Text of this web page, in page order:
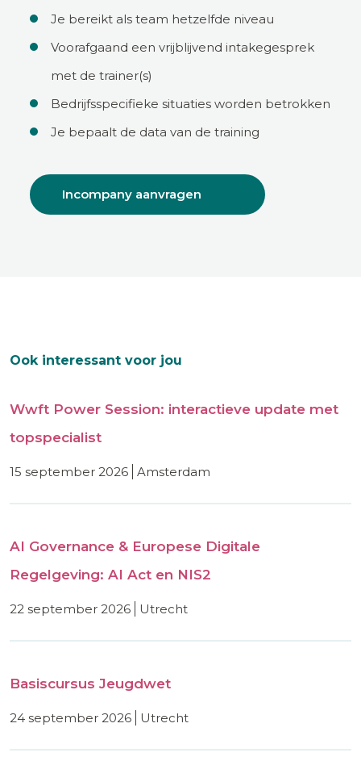
Je bereikt als team hetzelfde niveau
Voorafgaand een vrijblijvend intakegesprek
met de trainer(s)
Bedrijfsspecifieke situaties worden betrokken
Je bepaalt de data van de training
Incompany aanvragen
Ook interessant voor jou
Wwft Power Session: interactieve update met
topspecialist
15 september 2026 amsterdam
AI Governance & Europese Digitale
Regelgeving: AI Act en NIS2
22 september 2026 utrecht
Basiscursus Jeugdwet
24 september 2026 utrecht